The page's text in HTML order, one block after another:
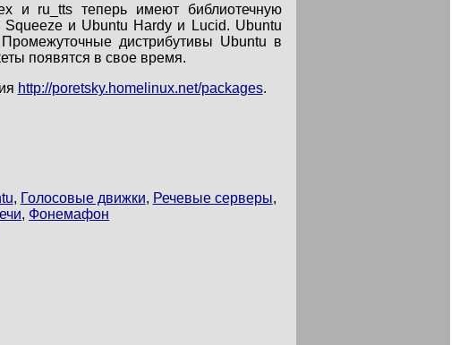
и ru_tts теперь имеют библиотечную
Squeeze и Ubuntu Hardy и Lucid. Ubuntu
дистрибутивы Ubuntu в
появятся в свое время.
http://poretsky.homelinux.net/packages.
, Голосовые движки, Речевые серверы,
, Фонемафон